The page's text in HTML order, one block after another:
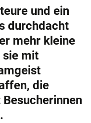
und ein
durchdacht
mehr kleine
sie mit
die